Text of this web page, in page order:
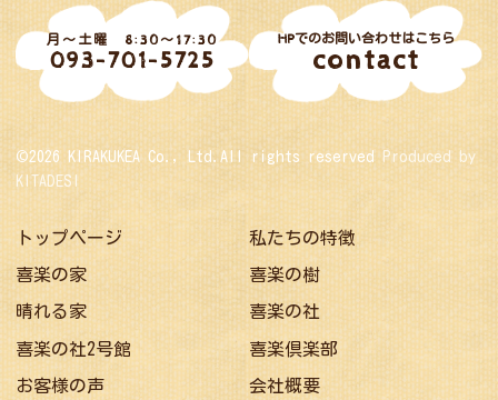
月～土曜 8:30～17:30
093-701-5725
HPでのお問い合わせはこちら
contact
©2026 KIRAKUKEA Co., Ltd.All rights reserved Produced by
KITADESI
トップページ 私たちの特徴
喜楽の家 喜楽の樹
晴れる家 喜楽の社
喜楽の社2号館 喜楽倶楽部
お客様の声 会社概要